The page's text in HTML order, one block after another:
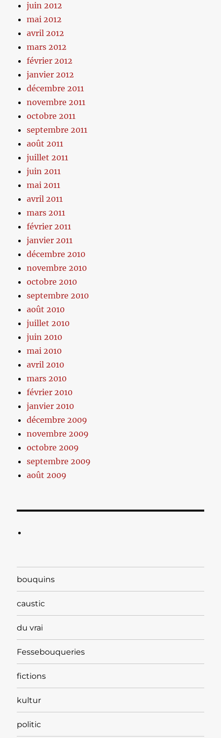
juin 2012
mai 2012
avril 2012
mars 2012
février 2012
janvier 2012
décembre 2011
novembre 2011
octobre 2011
septembre 2011
août 2011
juillet 2011
juin 2011
mai 2011
avril 2011
mars 2011
février 2011
janvier 2011
décembre 2010
novembre 2010
octobre 2010
septembre 2010
août 2010
juillet 2010
juin 2010
mai 2010
avril 2010
mars 2010
février 2010
janvier 2010
décembre 2009
novembre 2009
octobre 2009
septembre 2009
août 2009
bouquins
caustic
du vrai
Fessebouqueries
fictions
kultur
politic